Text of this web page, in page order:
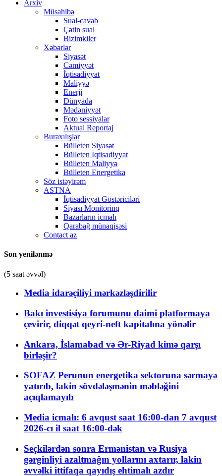
Arxiv
Müsahibə
Sual-cavab
Çətin sual
Bizimkiler
Xəbərlər
Siyasət
Cəmiyyət
İqtisadiyyat
Maliyyə
Enerji
Dünyada
Mədəniyyət
Foto sessiyalar
Aktual Reportaj
Buraxılışlar
Bülleten Siyasət
Bülleten İqtisadiyyat
Bülleten Maliyyə
Bülleten Energetika
Söz istəyirəm
ASTNA
İqtisadiyyat Göstəriciləri
Siyası Monitorinq
Bazarların icmalı
Qarabağ münaqişəsi
Contact az
Son yenilənmə
(5 saat əvvəl)
Media idarəçiliyi mərkəzləşdirilir
Bakı investisiya forumunu daimi platformaya
çevirir, diqqət qeyri-neft kapitalına yönəlir
Ankara, İslamabad və Ər-Riyad kimə qarşı
birləşir?
SOFAZ Perunun energetika sektoruna sərmayə
yatırıb, lakin sövdələşmənin məbləğini
açıqlamayıb
Media icmalı: 6 avqust saat 16:00-dan 7 avqust
2026-cı il saat 16:00-dək
Seçkilərdən sonra Ermənistan və Rusiya
gərginliyi azaltmağın yollarını axtarır, lakin
əvvəlki ittifaqa qayıdış ehtimalı azdır